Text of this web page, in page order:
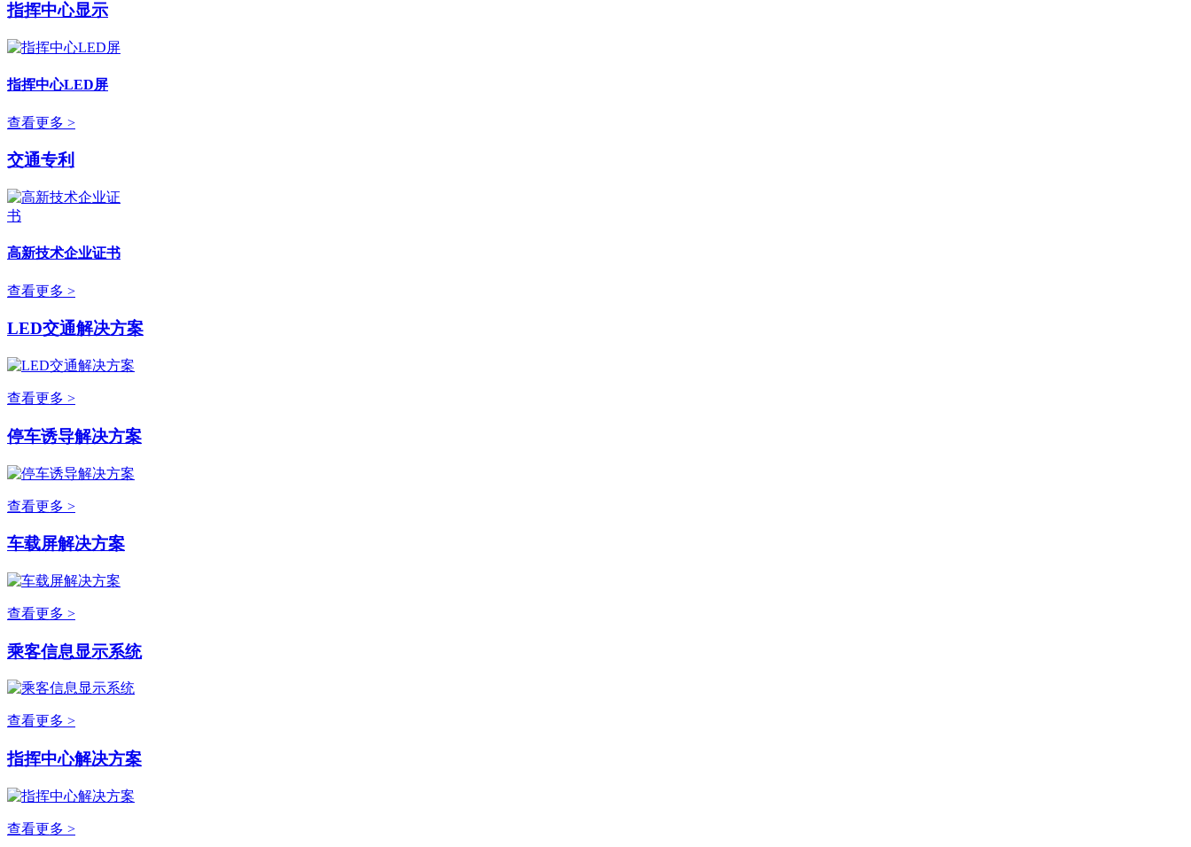
指挥中心显示
指挥中心LED屏
查看更多 >
交通专利
高新技术企业证书
查看更多 >
LED交通解决方案
查看更多 >
停车诱导解决方案
查看更多 >
车载屏解决方案
查看更多 >
乘客信息显示系统
查看更多 >
指挥中心解决方案
查看更多 >